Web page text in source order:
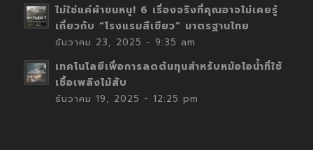
ไม่ใช่แค่ผ้าขนหนู! 6 เรื่องจริงที่คุณอาจไม่เคยรู้
เกี่ยวกับ “โรงแรมสีเขียว” มาตรฐานไทย
ธันวาคม 23, 2025 - 9:35 am
เทคโนโลยีเพื่อการลดต้นทุนสำหรับหม้อไอน้ำที่ใช้
เชื้อเพลิงไม้สับ
ธันวาคม 19, 2025 - 12:25 pm